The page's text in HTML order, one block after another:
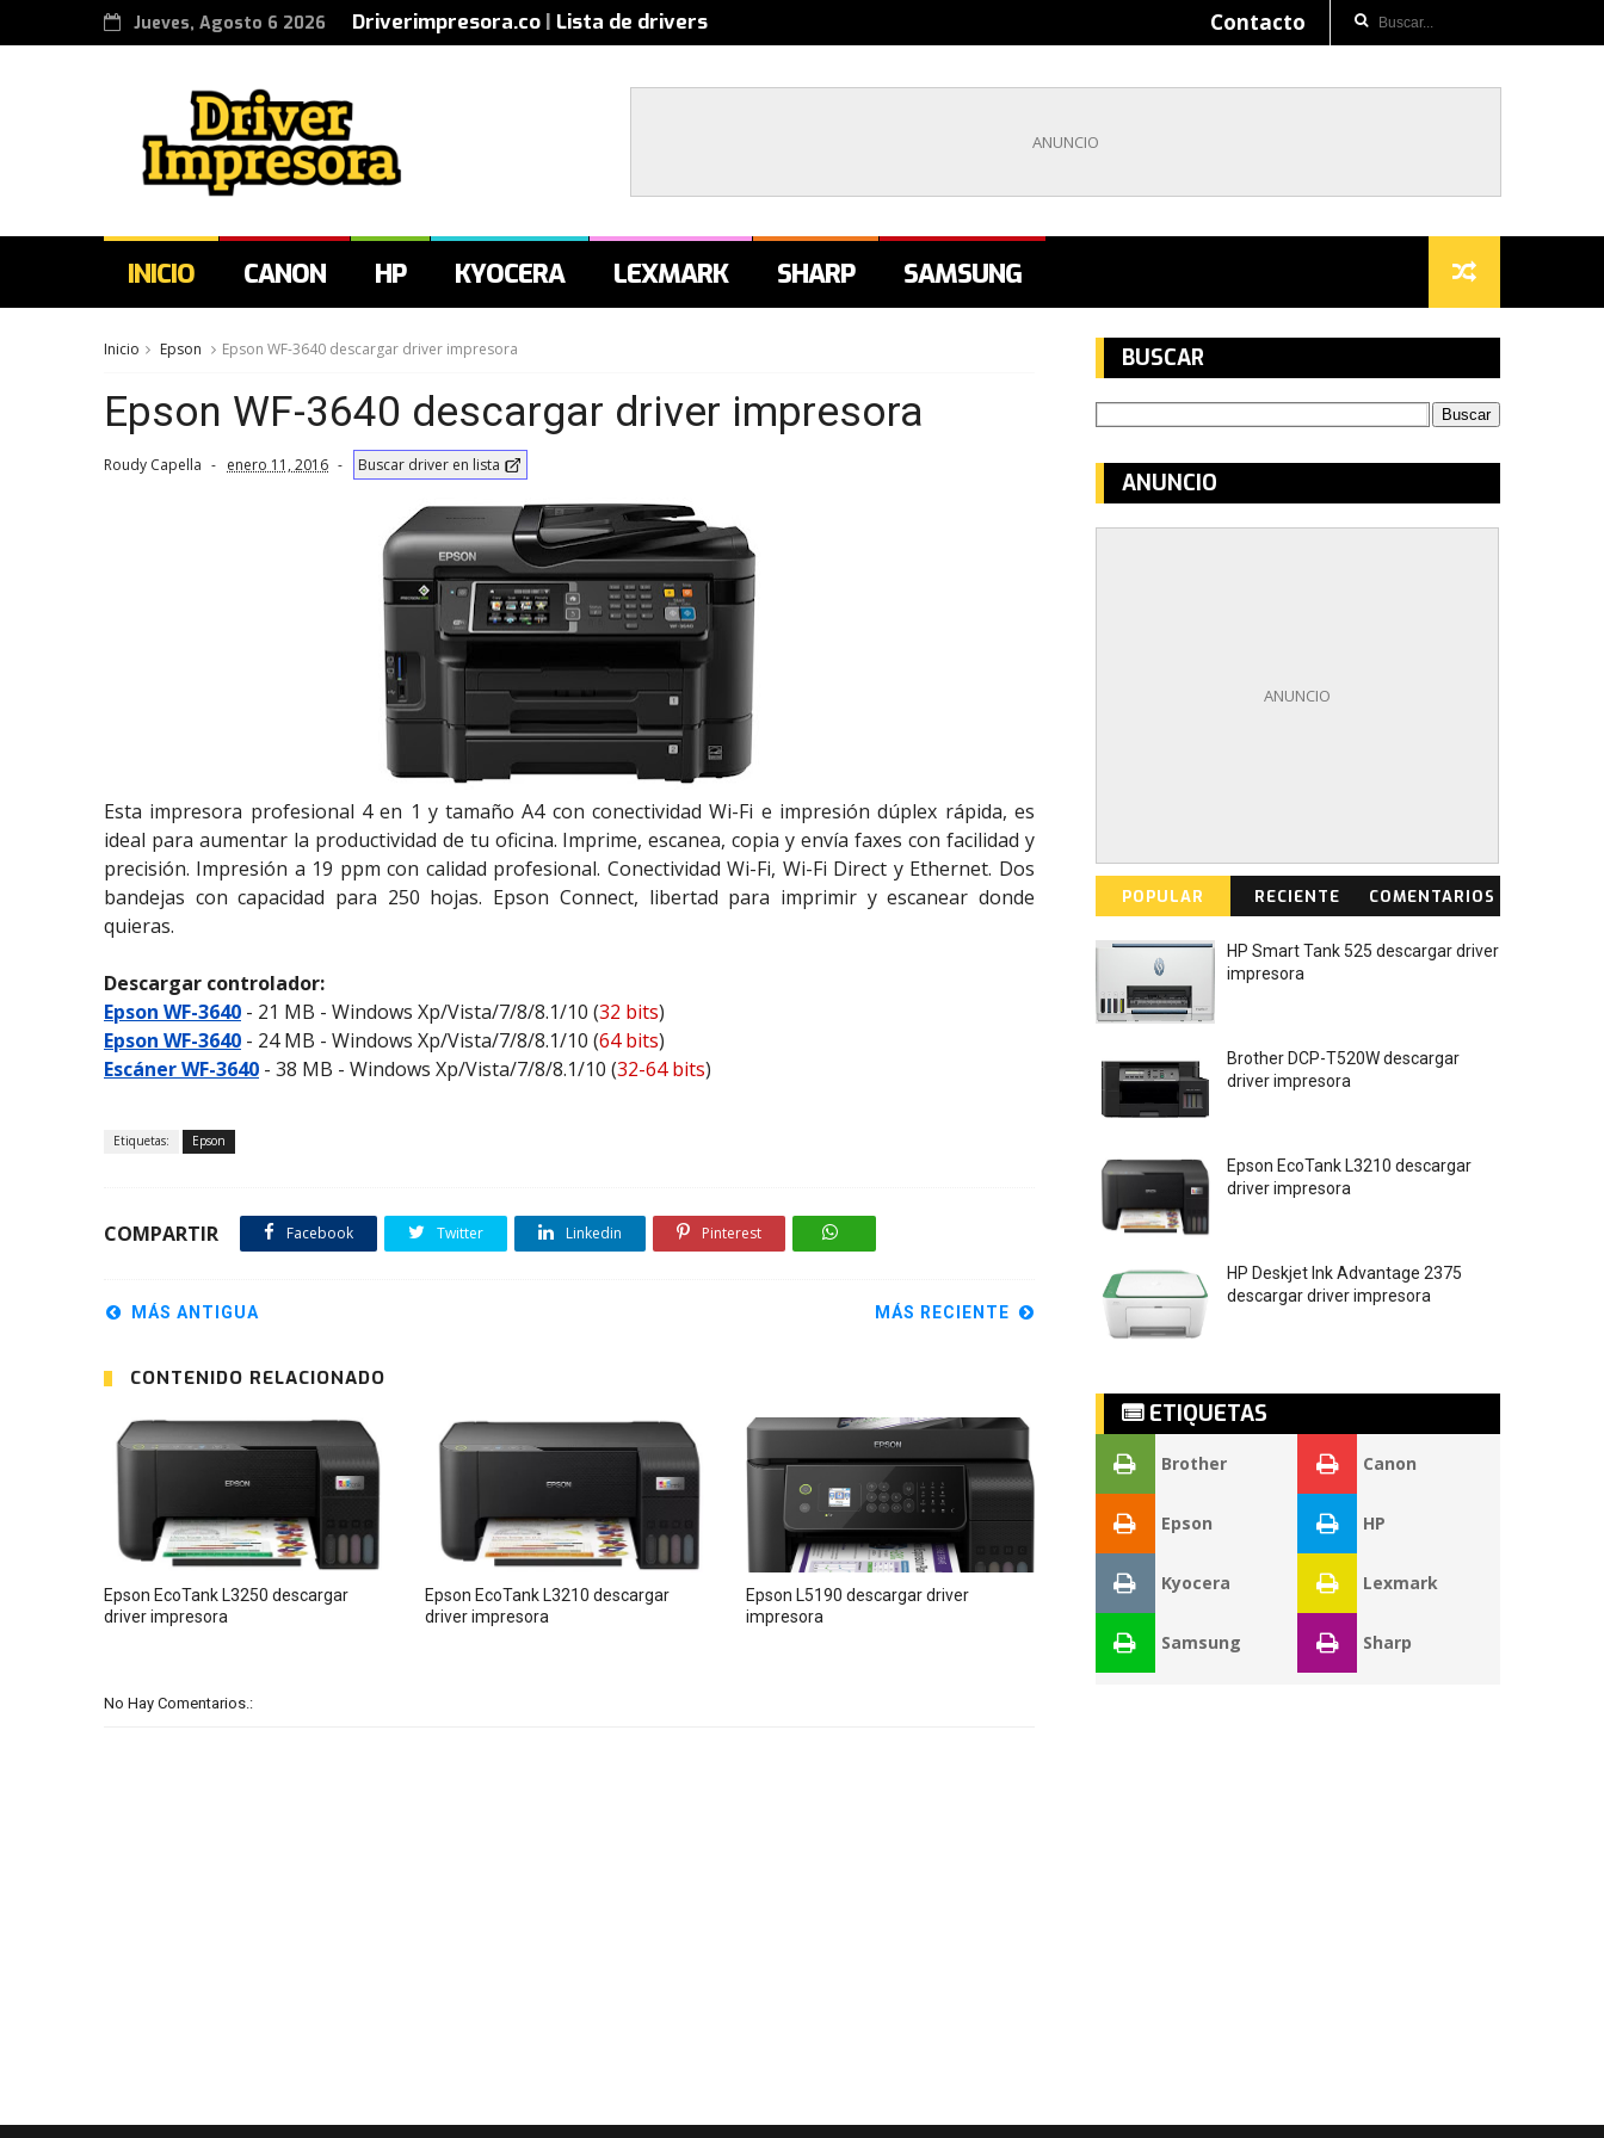
Jueves, Agosto 6 2026 Driverimpresora.co | Lista de drivers Contacto
INICIO CANON HP KYOCERA LEXMARK SHARP SAMSUNG
Inicio Epson Epson WF-3640 descargar driver impresora
Epson WF-3640 descargar driver impresora
Roudy Capella enero 11, 2016 Buscar driver en lista
Esta impresora profesional 4 en 1 y tamaño A4 con conectividad Wi-Fi e impresión dúplex rápida, es
ideal para aumentar la productividad de tu oficina. Imprime, escanea, copia y envía faxes con facilidad y
precisión. Impresión a 19 ppm con calidad profesional. Conectividad Wi-Fi, Wi-Fi Direct y Ethernet. Dos
bandejas con capacidad para 250 hojas. Epson Connect, libertad para imprimir y escanear donde
quieras.
Descargar controlador:
Epson WF-3640 - 21 MB - Windows Xp/Vista/7/8/8.1/10 (32 bits)
Epson WF-3640 - 24 MB - Windows Xp/Vista/7/8/8.1/10 (64 bits)
Escáner WF-3640 - 38 MB - Windows Xp/Vista/7/8/8.1/10 (32-64 bits)
Etiquetas: Epson
COMPARTIR Facebook Twitter Linkedin Pinterest
MÁS RECIENTE
MÁS ANTIGUA
CONTENIDO RELACIONADO
Epson EcoTank L3250 descargar
driver impresora
Epson EcoTank L3210 descargar
driver impresora
Epson L5190 descargar driver
impresora
No Hay Comentarios.:
BUSCAR
ANUNCIO
POPULAR RECIENTE COMENTARIOS
HP Smart Tank 525 descargar driver
impresora
Brother DCP-T520W descargar
driver impresora
Epson EcoTank L3210 descargar
driver impresora
HP Deskjet Ink Advantage 2375
descargar driver impresora
ETIQUETAS
Brother Canon
Epson HP
Kyocera Lexmark
Samsung Sharp